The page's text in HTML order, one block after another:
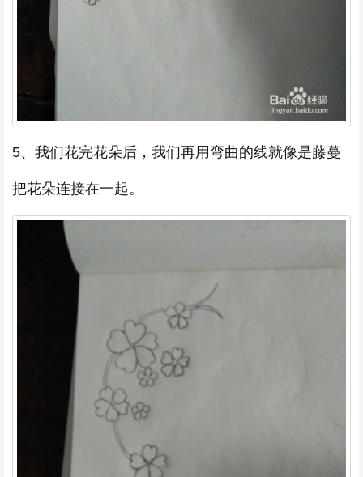
5、我们花完花朵后，我们再用弯曲的线就像是藤蔓
把花朵连接在一起。